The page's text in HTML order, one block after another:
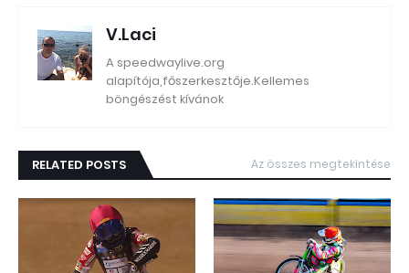
V.Laci
A speedwaylive.org
alapítója,főszerkesztője.Kellemes
böngészést kívánok
RELATED POSTS Az összes megtekintése